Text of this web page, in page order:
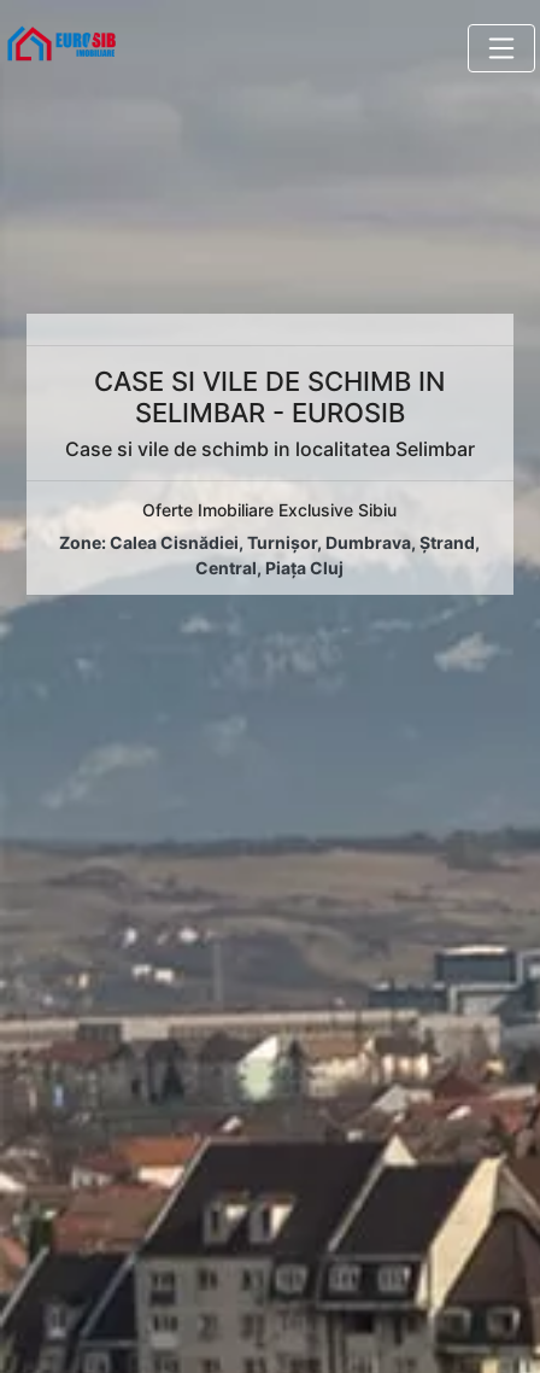
CASE SI VILE DE SCHIMB IN
SELIMBAR - EUROSIB
Case si vile de schimb in localitatea Selimbar
Oferte Imobiliare Exclusive Sibiu
Zone:Calea Cisnădiei,Turnișor,Dumbrava,Ștrand,
Central,Piața Cluj